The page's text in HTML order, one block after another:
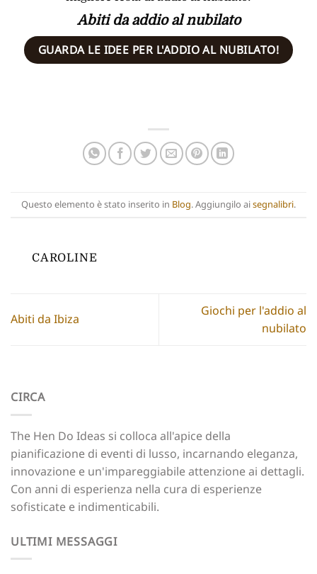
Abiti da addio al nubilato
GUARDA LE IDEE PER L'ADDIO AL NUBILATO!
Questo elemento è stato inserito in Blog. Aggiungilo aisegnalibri.
CAROLINE
Abiti da Ibiza
Giochi per l'addio al
nubilato
CIRCA
The Hen Do Ideas si colloca all'apice della
pianificazione di eventi di lusso, incarnando eleganza,
innovazione e un'impareggiabile attenzione ai dettagli.
Con anni di esperienza nella cura di esperienze
sofisticate e indimenticabili.
ULTIMI MESSAGGI